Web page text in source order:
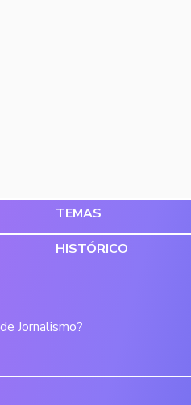
TEMAS
HISTÓRICO
Jornalismo?